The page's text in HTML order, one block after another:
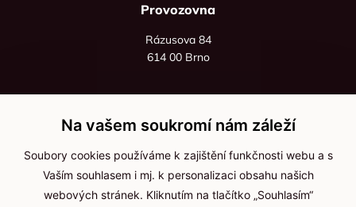
Provozovna
Rázusova 84
614 00 Brno
+420 736 535 066
Po - pá: 8:00 - 16:00
info@jma-kam.cz
Na vašem soukromí nám záleží
Soubory cookies používáme k zajištění funkčnosti webu a s
Vaším souhlasem i mj. k personalizaci obsahu našich
webových stránek. Kliknutím na tlačítko „Souhlasím“